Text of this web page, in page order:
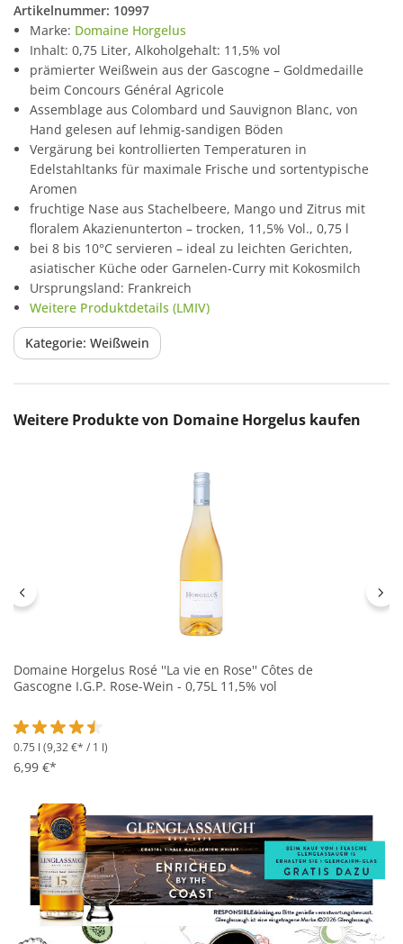
Artikelnummer: 10997
Marke: Domaine Horgelus
Inhalt: 0,75 Liter, Alkoholgehalt: 11,5% vol
prämierter Weißwein aus der Gascogne – Goldmedaille
beim Concours Général Agricole
Assemblage aus Colombard und Sauvignon Blanc, von
Hand gelesen auf lehmig-sandigen Böden
Vergärung bei kontrollierten Temperaturen in
Edelstahltanks für maximale Frische und sortentypische
Aromen
fruchtige Nase aus Stachelbeere, Mango und Zitrus mit
floralem Akazienunterton – trocken, 11,5% Vol., 0,75 l
bei 8 bis 10°C servieren – ideal zu leichten Gerichten,
asiatischer Küche oder Garnelen-Curry mit Kokosmilch
Ursprungsland: Frankreich
Weitere Produktdetails (LMIV)
Kategorie: Weißwein
Produktgalerie überspringen
Weitere Produkte von Domaine Horgelus kaufen
Domaine Horgelus Rosé ''La vie en Rose'' Côtes de
Gascogne I.G.P. Rose-Wein - 0,75L 11,5% vol
Durchschnittliche Bewertung von 4.5 von 5 Sternen
0.75 l (9,32 €* / 1 l)
6,99 €*